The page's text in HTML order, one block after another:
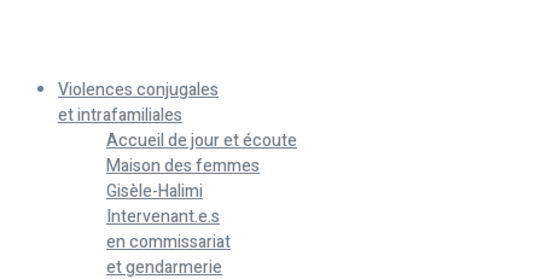
Violences conjugales
et intrafamiliales
Accueil de jour et écoute
Maison des femmes
Gisèle-Halimi
Intervenant.e.s
en commissariat
et gendarmerie